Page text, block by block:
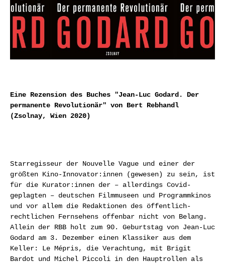
Eine Rezension des Buches "Jean-Luc Godard. Der
permanente Revolutionär" von Bert Rebhandl
(Zsolnay, Wien 2020)
Starregisseur der Nouvelle Vague und einer der
größten Kino-Innovator:innen (gewesen) zu sein, ist
für die Kurator:innen der – allerdings Covid-
geplagten – deutschen Filmmuseen und Programmkinos
und vor allem die Redaktionen des öffentlich-
rechtlichen Fernsehens offenbar nicht von Belang.
Allein der RBB holt zum 90. Geburtstag von Jean-Luc
Godard am 3. Dezember einen Klassiker aus dem
Keller: Le Mépris, die Verachtung, mit Brigit
Bardot und Michel Piccoli in den Hauptrollen als